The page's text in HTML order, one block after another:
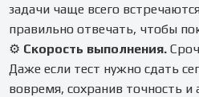
задачи чаще всего
правильно отвечать, чтобы
⚙️ Скорость выполнения.
Даже если тест нужно сдать
вовремя, сохранив точность и